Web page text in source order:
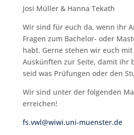
Josi Müller & Hanna Tekath
Wir sind für euch da, wenn ihr
Fragen zum Bachelor- oder
habt. Gerne stehen wir euch
Auskünften zur Seite, damit ihr
seid was Prüfungen oder den
Wir sind unter der folgenden
erreichen!
fs.vwl@wiwi.uni-muenster.de